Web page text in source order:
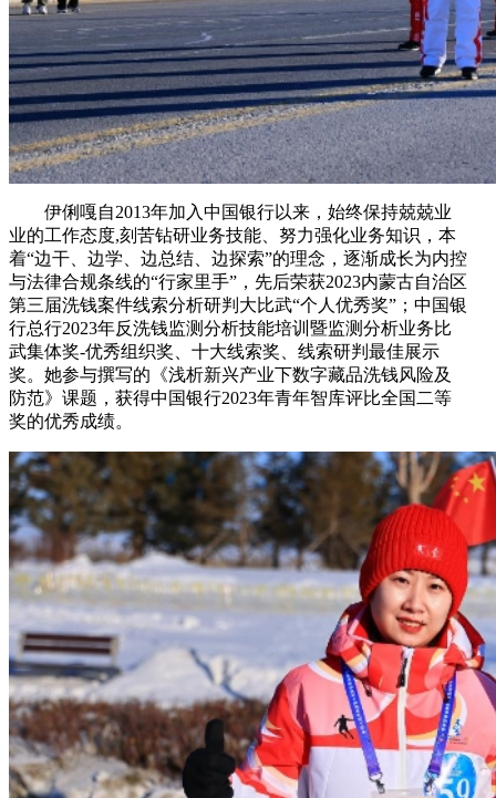
伊俐嘎自2013年加入中国银行以来，始终保持兢兢业
业的工作态度,刻苦钻研业务技能、努力强化业务知识，本
着“边干、边学、边总结、边探索”的理念，逐渐成长为内控
与法律合规条线的“行家里手”，先后荣获2023内蒙古自治区
第三届洗钱案件线索分析研判大比武“个人优秀奖”；中国银
行总行2023年反洗钱监测分析技能培训暨监测分析业务比
武集体奖-优秀组织奖、十大线索奖、线索研判最佳展示
奖。她参与撰写的《浅析新兴产业下数字藏品洗钱风险及
防范》课题，获得中国银行2023年青年智库评比全国二等
奖的优秀成绩。